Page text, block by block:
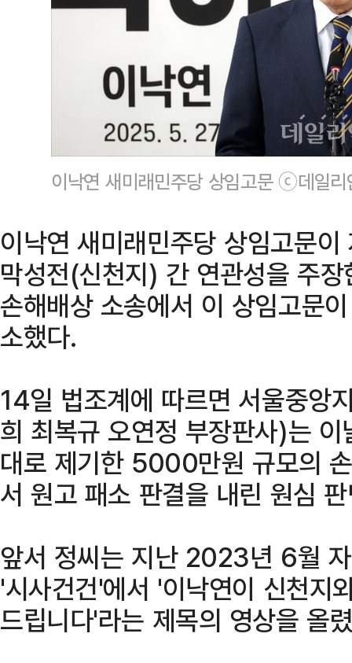
이낙연 새미래민주당 상임고문 ⓒ데일리
이낙연 새미래민주당 상임고문
막성전(신천지) 간 연관성을 주
손해배상 소송에서 이 상임고문
소했다.
14일 법조계에 따르면 서울중앙
희 최복규 오연정 부장판사)는
대로 제기한 5000만원 규모의
서 원고 패소 판결을 내린 원심
앞서 정씨는 지난 2023년 6월
'시사건건'에서 '이낙연이 신천지
드립니다'라는 제목의 영상을 올